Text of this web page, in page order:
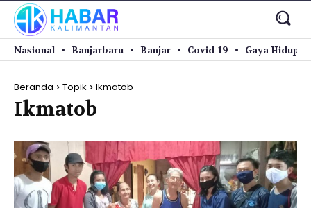
Nasional Banjarbaru Banjar Covid-19 Gaya Hidup
Beranda Topik Ikmatob
Ikmatob